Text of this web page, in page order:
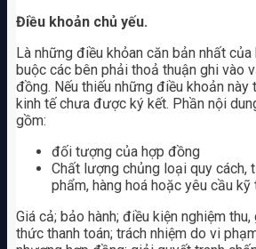
Điều khoản chủ yếu.
Là những điều khỏan căn bản nhất
buộc các bên phải thoả thuận ghi vào
đồng. Nếu thiếu những điều khoản
kinh tế chưa được ký kết. Phần nội
gồm:
đối tượng của hợp đồng
Chất lượng chủng loại quy cách,
phẩm, hàng hoá hoặc yêu cầu
Giá cả; bảo hành; điều kiện nghiệm
thức thanh toán; trách nhiệm do vi